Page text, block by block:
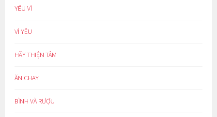
YÊU VÌ
VÌ YÊU
HÃY THIỆN TÂM
ĂN CHAY
BÌNH VÀ RƯỢU